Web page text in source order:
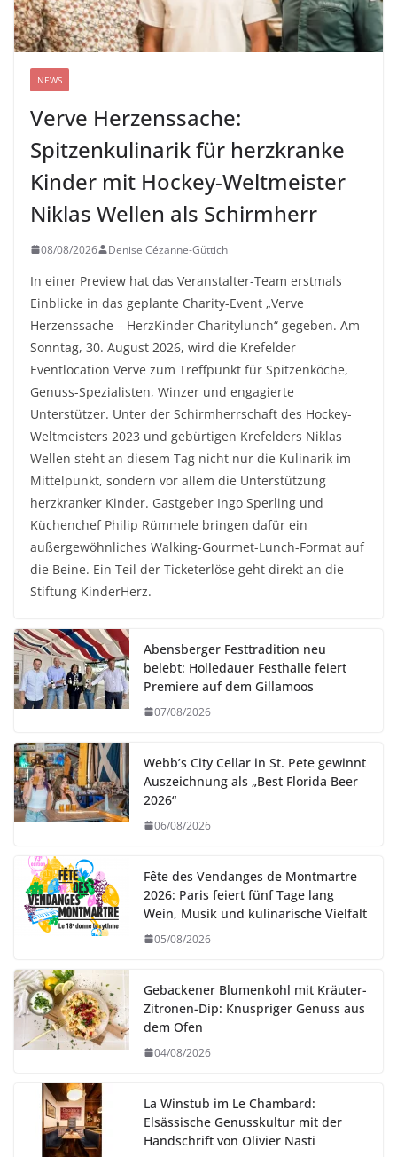
NEWS
Verve Herzenssache:
Spitzenkulinarik für herzkranke
Kinder mit Hockey-Weltmeister
Niklas Wellen als Schirmherr
08/08/2026 Denise Cézanne-Güttich
In einer Preview hat das Veranstalter-Team erstmals
Einblicke in das geplante Charity-Event „Verve
Herzenssache – HerzKinder Charitylunch“ gegeben. Am
Sonntag, 30. August 2026, wird die Krefelder
Eventlocation Verve zum Treffpunkt für Spitzenköche,
Genuss-Spezialisten, Winzer und engagierte
Unterstützer. Unter der Schirmherrschaft des Hockey-
Weltmeisters 2023 und gebürtigen Krefelders Niklas
Wellen steht an diesem Tag nicht nur die Kulinarik im
Mittelpunkt, sondern vor allem die Unterstützung
herzkranker Kinder. Gastgeber Ingo Sperling und
Küchenchef Philip Rümmele bringen dafür ein
außergewöhnliches Walking-Gourmet-Lunch-Format auf
die Beine. Ein Teil der Ticketerlöse geht direkt an die
Stiftung KinderHerz.
Abensberger Festtradition neu
belebt: Holledauer Festhalle feiert
Premiere auf dem Gillamoos
07/08/2026
Webb’s City Cellar in St. Pete gewinnt
Auszeichnung als „Best Florida Beer
2026“
06/08/2026
Fête des Vendanges de Montmartre
2026: Paris feiert fünf Tage lang
Wein, Musik und kulinarische Vielfalt
05/08/2026
Gebackener Blumenkohl mit Kräuter-
Zitronen-Dip: Knuspriger Genuss aus
dem Ofen
04/08/2026
La Winstub im Le Chambard:
Elsässische Genusskultur mit der
Handschrift von Olivier Nasti